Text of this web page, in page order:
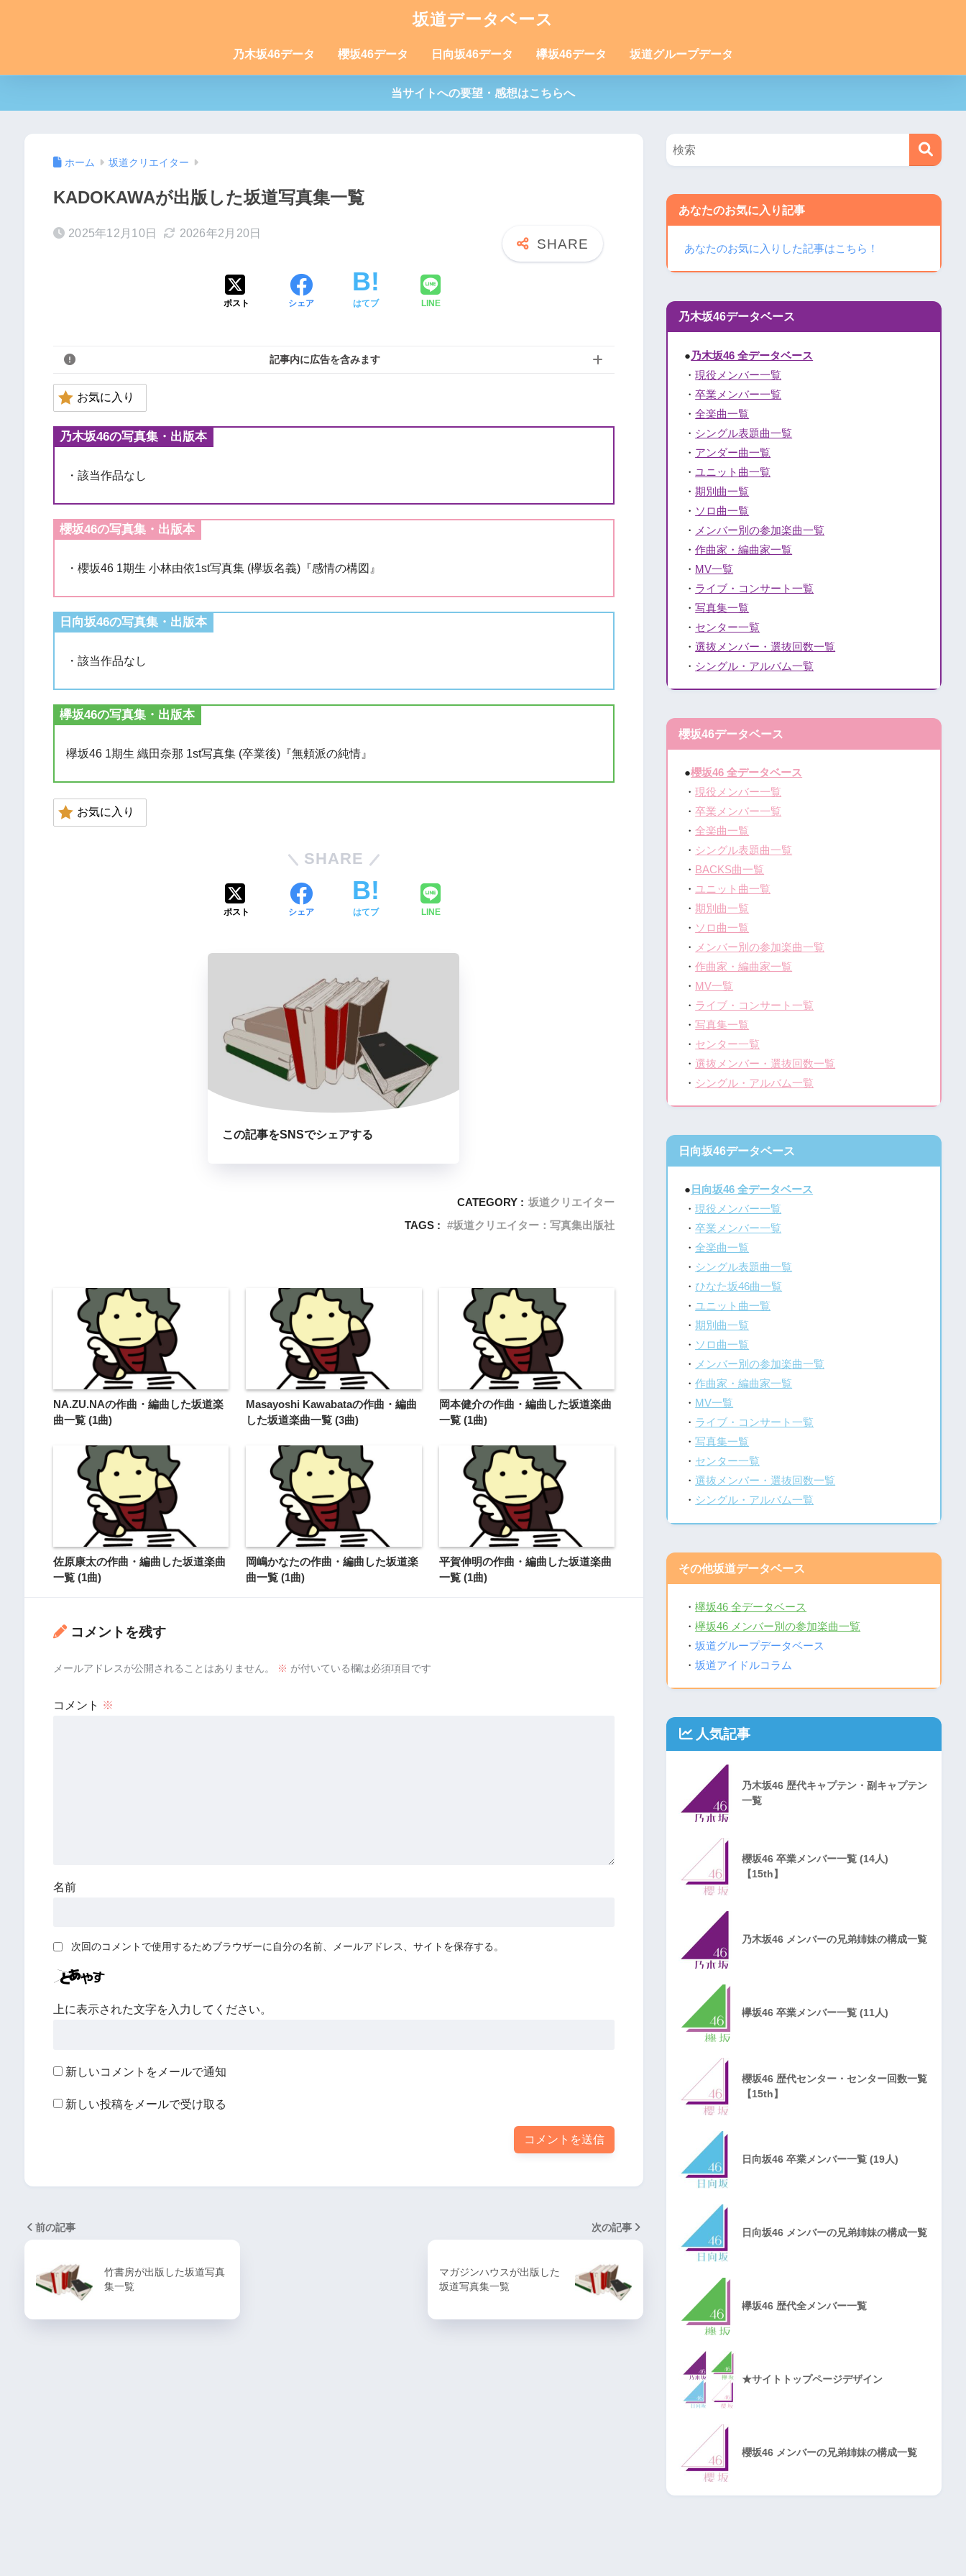
坂道データベース
乃木坂46データ 櫻坂46データ 日向坂46データ 欅坂46データ 坂道グループデータ
当サイトへの要望・感想はこちらへ
ホーム 坂道クリエイター
KADOKAWAが出版した坂道写真集一覧
2025年12月10日 2026年2月20日
ポスト シェア はてブ LINE
記事内に広告を含みます
お気に入り
乃木坂46の写真集・出版本
・該当作品なし
櫻坂46の写真集・出版本
・櫻坂46 1期生 小林由依1st写真集 (欅坂名義)『感情の構図』
日向坂46の写真集・出版本
・該当作品なし
欅坂46の写真集・出版本
欅坂46 1期生 織田奈那 1st写真集 (卒業後)『無頼派の純情』
お気に入り
SHARE
ポスト シェア はてブ LINE
この記事をSNSでシェアする
CATEGORY : 坂道クリエイター
TAGS :
坂道クリエイター：写真集出版社
NA.ZU.NAの作曲・編曲した坂道楽
曲一覧 (1曲)
Masayoshi Kawabataの作曲・編曲
した坂道楽曲一覧 (3曲)
岡本健介の作曲・編曲した坂道楽曲
一覧 (1曲)
佐原康太の作曲・編曲した坂道楽曲
一覧 (1曲)
岡嶋かなたの作曲・編曲した坂道楽
曲一覧 (1曲)
平賀伸明の作曲・編曲した坂道楽曲
一覧 (1曲)
コメントを残す
メールアドレスが公開されることはありません。 ※ が付いている欄は必須項目です
コメント ※
名前
次回のコメントで使用するためブラウザーに自分の名前、メールアドレス、サイトを保存する。
上に表示された文字を入力してください。
新しいコメントをメールで通知
新しい投稿をメールで受け取る
前の記事
竹書房が出版した坂道写真
集一覧
次の記事
マガジンハウスが出版した
坂道写真集一覧
あなたのお気に入り記事
あなたのお気に入りした記事はこちら！
乃木坂46データベース
●乃木坂46 全データベース
・現役メンバー一覧
・卒業メンバー一覧
・全楽曲一覧
・ シングル表題曲一覧
・ アンダー曲一覧
・ユニット曲一覧
・期別曲一覧
・ ソロ曲一覧
・ メンバー別の参加楽曲一覧
・作曲家・編曲家一覧
・ MV一覧
・ ライブ・コンサート一覧
・写真集一覧
・ センター一覧
・選抜メンバー・選抜回数一覧
・ シングル・アルバム一覧
櫻坂46データベース
●櫻坂46 全データベース
・現役メンバー一覧
・卒業メンバー一覧
・全楽曲一覧
・ シングル表題曲一覧
・ BACKS曲一覧
・ ユニット曲一覧
・期別曲一覧
・ ソロ曲一覧
・ メンバー別の参加楽曲一覧
・作曲家・編曲家一覧
・ MV一覧
・ ライブ・コンサート一覧
・写真集一覧
・ センター一覧
・選抜メンバー・選抜回数一覧
・ シングル・アルバム一覧
日向坂46データベース
● 日向坂46 全データベース
・現役メンバー一覧
・卒業メンバー一覧
・全楽曲一覧
・ シングル表題曲一覧
・ひなた坂46曲一覧
・ ユニット曲一覧
・期別曲一覧
・ ソロ曲一覧
・ メンバー別の参加楽曲一覧
・作曲家・編曲家一覧
・ MV一覧
・ ライブ・コンサート一覧
・写真集一覧
・ センター一覧
・選抜メンバー・選抜回数一覧
・ シングル・アルバム一覧
その他坂道データベース
・欅坂46 全データベース
・欅坂46 メンバー別の参加楽曲一覧
・坂道グループデータベース
・坂道アイドルコラム
人気記事
乃木坂46 歴代キャプテン・副キャプテン
一覧
櫻坂46 卒業メンバー一覧 (14人)
【15th】
乃木坂46 メンバーの兄弟姉妹の構成一覧
欅坂46 卒業メンバー一覧 (11人)
櫻坂46 歴代センター・センター回数一覧
【15th】
日向坂46 卒業メンバー一覧 (19人)
日向坂46 メンバーの兄弟姉妹の構成一覧
欅坂46 歴代全メンバー一覧
★サイトトップページデザイン
櫻坂46 メンバーの兄弟姉妹の構成一覧